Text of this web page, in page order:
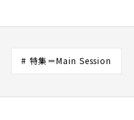
# 特集＝Main Session